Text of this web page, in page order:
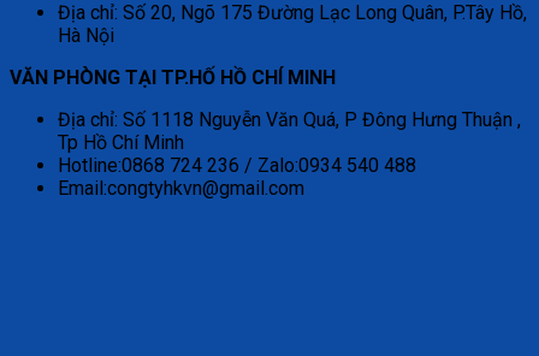
Địa chỉ: Số 20, Ngõ 175 Đường Lạc Long Quân, P.Tây Hồ,
Hà Nội
VĂN PHÒNG TẠI TP.HỐ HỒ CHÍ MINH
Địa chỉ: Số 1118 Nguyễn Văn Quá, P Đông Hưng Thuận ,
Tp Hồ Chí Minh
Hotline:0868 724 236 / Zalo:0934 540 488
Email:congtyhkvn@gmail.com